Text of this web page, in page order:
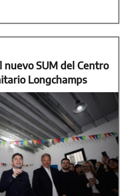
SUM del Centro
Longchamps